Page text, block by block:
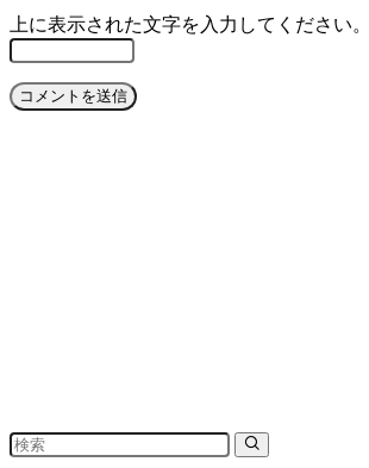
上に表示された文字を入力してください。